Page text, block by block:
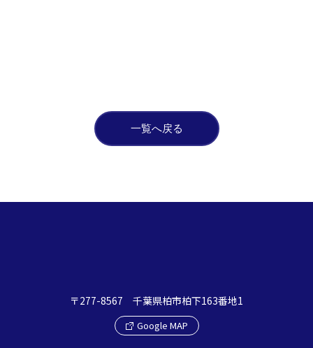
一覧へ戻る
〒277-8567 千葉県柏市柏下163番地1
Google MAP